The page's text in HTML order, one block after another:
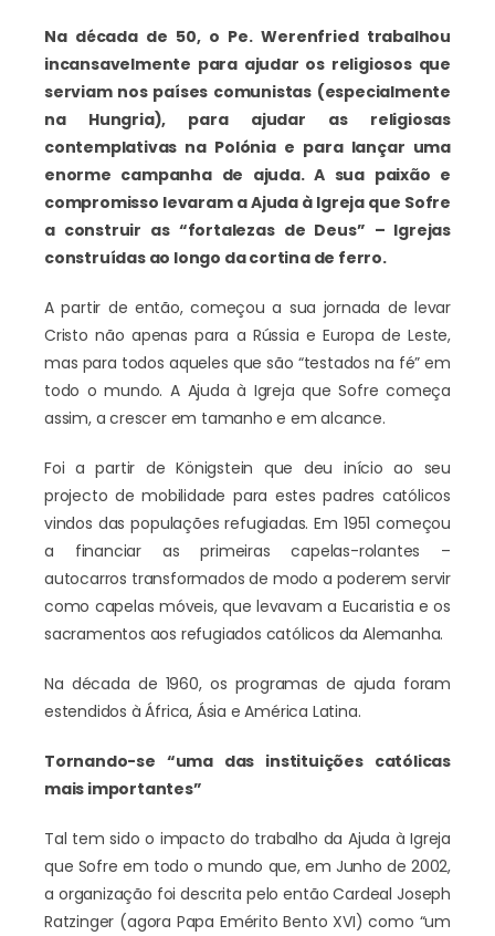
Na década de 50, o Pe. Werenfried trabalhou
incansavelmente para ajudar os religiosos que
serviam nos países comunistas (especialmente
na Hungria), para ajudar as religiosas
contemplativas na Polónia e para lançar uma
enorme campanha de ajuda. A sua paixão e
compromisso levaram a Ajuda à Igreja que Sofre
a construir as “fortalezas de Deus” – Igrejas
construídas ao longo da cortina de ferro.
A partir de então, começou a sua jornada de levar
Cristo não apenas para a Rússia e Europa de Leste,
mas para todos aqueles que são “testados na fé” em
todo o mundo. A Ajuda à Igreja que Sofre começa
assim, a crescer em tamanho e em alcance.
Foi a partir de Königstein que deu início ao seu
projecto de mobilidade para estes padres católicos
vindos das populações refugiadas. Em 1951 começou
a financiar as primeiras capelas-rolantes –
autocarros transformados de modo a poderem servir
como capelas móveis, que levavam a Eucaristia e os
sacramentos aos refugiados católicos da Alemanha.
Na década de 1960, os programas de ajuda foram
estendidos à África, Ásia e América Latina.
Tornando-se “uma das instituições católicas
mais importantes”
Tal tem sido o impacto do trabalho da Ajuda à Igreja
que Sofre em todo o mundo que, em Junho de 2002,
a organização foi descrita pelo então Cardeal Joseph
Ratzinger (agora Papa Emérito Bento XVI) como “um